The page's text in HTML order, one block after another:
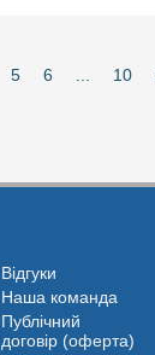
5 6 10
Відгуки
Наша команда
Публічний
договір (оферта)